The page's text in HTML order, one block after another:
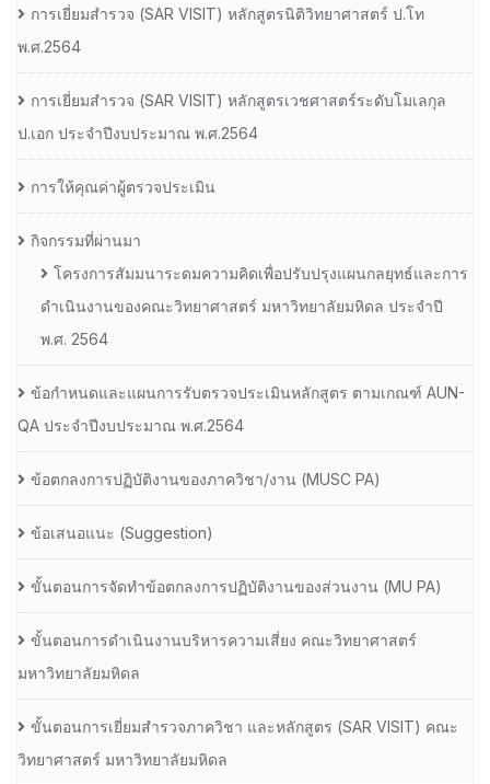
การเยี่ยมสํารวจ (SAR VISIT) หลักสูตรนิติวิทยาศาสตร์ ป.โท
พ.ศ.2564
การเยี่ยมสํารวจ (SAR VISIT) หลักสูตรเวชศาสตร์ระดับโมเลกุล
ป.เอก ประจําปีงบประมาณ พ.ศ.2564
การให้คุณค่าผู้ตรวจประเมิน
กิจกรรมที่ผ่านมา
โครงการสัมมนาระดมความคิดเพื่อปรับปรุงแผนกลยุทธ์และการ
ดำเนินงานของคณะวิทยาศาสตร์ มหาวิทยาลัยมหิดล ประจำปี
พ.ศ. 2564
ข้อกำหนดและแผนการรับตรวจประเมินหลักสูตร ตามเกณฑ์ AUN-
QA ประจำปีงบประมาณ พ.ศ.2564
ข้อตกลงการปฏิบัติงานของภาควิชา/งาน (MUSC PA)
ข้อเสนอแนะ (Suggestion)
ขั้นตอนการจัดทำข้อตกลงการปฏิบัติงานของส่วนงาน (MU PA)
ขั้นตอนการดำเนินงานบริหารความเสี่ยง คณะวิทยาศาสตร์
มหาวิทยาลัยมหิดล
ขั้นตอนการเยี่ยมสำรวจภาควิชา และหลักสูตร (SAR VISIT) คณะ
วิทยาศาสตร์ มหาวิทยาลัยมหิดล